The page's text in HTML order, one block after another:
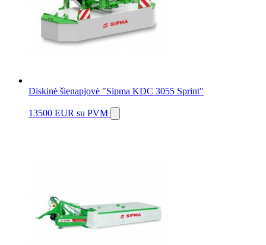
Diskinė šienapjovė "Sipma KDC 3055 Sprint"
13500 EUR su PVM